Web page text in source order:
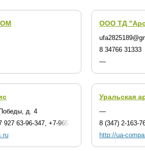
ООО ТД
8 34766 31333
—
д. 4
63-96-347, +7-965-949-72-21
Уральская
—
8 (347) 2-163-
http://ua-